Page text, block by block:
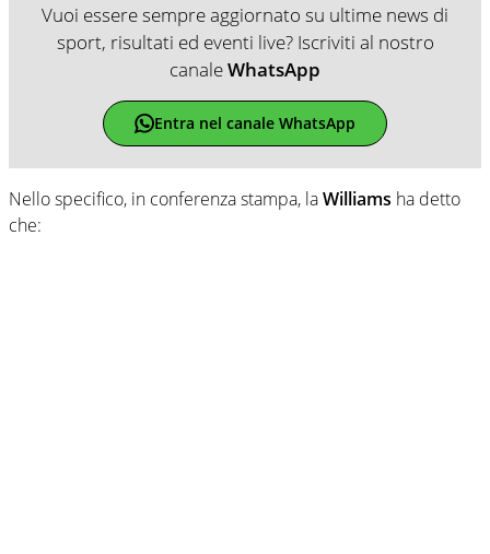
Vuoi essere sempre aggiornato su ultime news di
sport, risultati ed eventi live? Iscriviti al nostro
canaleWhatsApp
Entra nel canale WhatsApp
Nello specifico, in conferenza stampa, laWilliams ha detto
che: